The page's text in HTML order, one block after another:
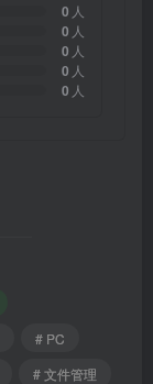
0 人
0 人
0 人
0 人
0 人
# PC
# 文件管理